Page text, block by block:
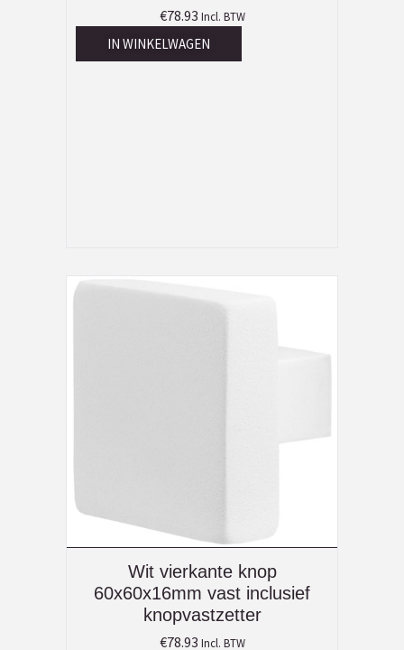
€78.93 Incl. BTW
IN WINKELWAGEN
Wit vierkante knop
60x60x16mm vast inclusief
knopvastzetter
€78.93 Incl. BTW